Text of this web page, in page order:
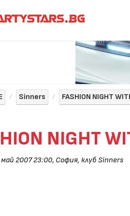
Sinners FASHION NIGHT
NIGHT
май 2007 23:00, София, клуб Sinners